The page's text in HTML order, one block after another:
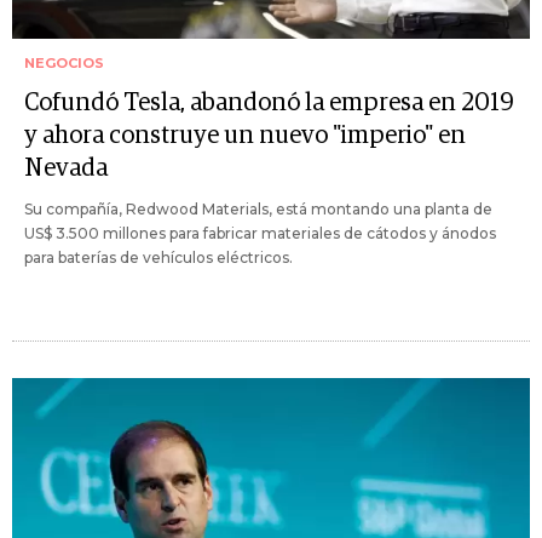
NEGOCIOS
Cofundó Tesla, abandonó la empresa en 2019
y ahora construye un nuevo "imperio" en
Nevada
Su compañía, Redwood Materials, está montando una planta de
US$ 3.500 millones para fabricar materiales de cátodos y ánodos
para baterías de vehículos eléctricos.